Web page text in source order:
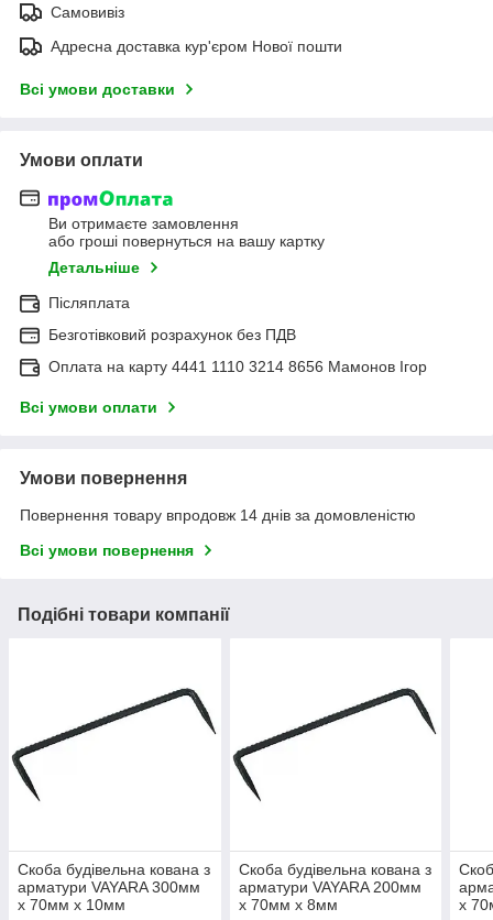
Самовивіз
Адресна доставка кур'єром Нової пошти
Всі умови доставки
Умови оплати
Ви отримаєте замовлення
або гроші повернуться на вашу картку
Детальніше
Післяплата
Безготівковий розрахунок без ПДВ
Оплата на карту 4441 1110 3214 8656 Мамонов Ігор
Всі умови оплати
Умови повернення
Повернення товару впродовж 14 днів за домовленістю
Всі умови повернення
Подібні товари компанії
Скоба будівельна кована з
арматури VAYARA 300мм
х 70мм х 10мм
Скоба будівельна кована з
арматури VAYARA 200мм
х 70мм х 8мм
х